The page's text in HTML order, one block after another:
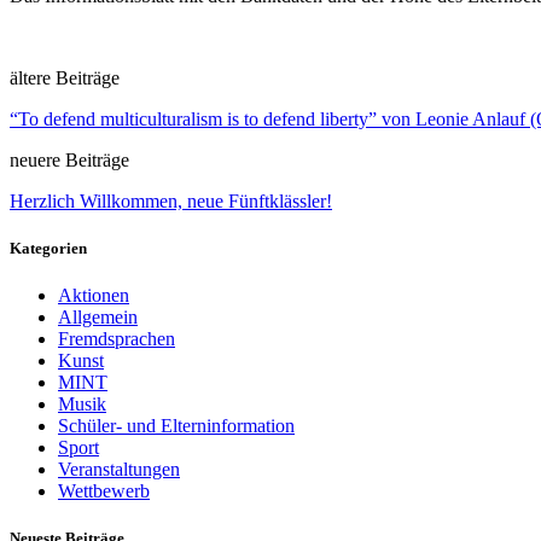
ältere Beiträge
“To defend multiculturalism is to defend liberty” von Leonie Anlauf
neuere Beiträge
Herzlich Willkommen, neue Fünftklässler!
Kategorien
Aktionen
Allgemein
Fremdsprachen
Kunst
MINT
Musik
Schüler- und Elterninformation
Sport
Veranstaltungen
Wettbewerb